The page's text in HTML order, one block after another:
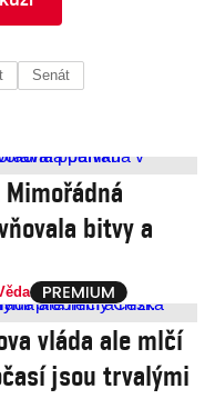
Senát
bitvy a
vláda ale mlčí
jsou trvalými